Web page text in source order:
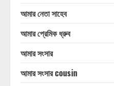
আমার নেতা সাহেব
আমার প্রেমিক ধ্রুব
আমার সংসার
আমার সংসার cousin